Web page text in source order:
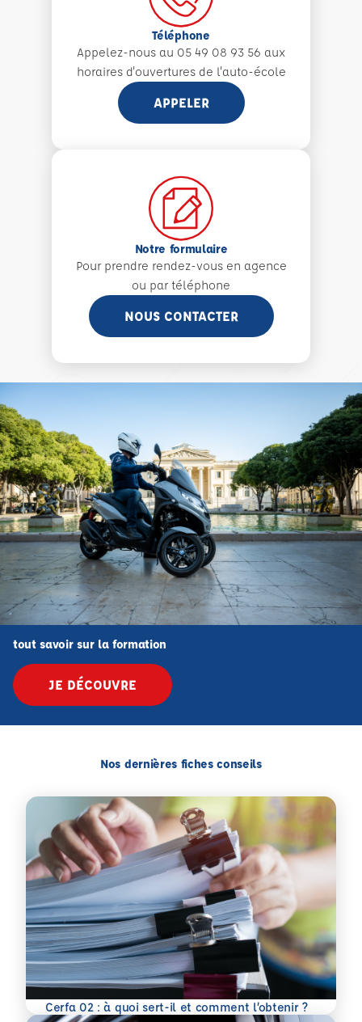
Téléphone
Appelez-nous au 05 49 08 93 56 aux
horaires d'ouvertures de l'auto-école
APPELER
Notre formulaire
Pour prendre rendez-vous en agence
ou par téléphone
NOUS CONTACTER
tout savoir sur la formation
JE DÉCOUVRE
Nos dernières fiches conseils
Cerfa 02 : à quoi sert-il et comment l’obtenir ?
En savoir plus